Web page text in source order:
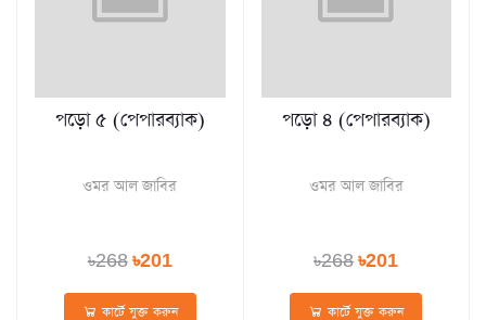
পড়ো ৫ (পেপারব্যাক)
ওমর আল জাবির
৳268৳201
কার্টে যুক্ত করুন
পড়ো ৪ (পেপারব্যাক)
ওমর আল জাবির
৳268৳201
কার্টে যুক্ত করুন